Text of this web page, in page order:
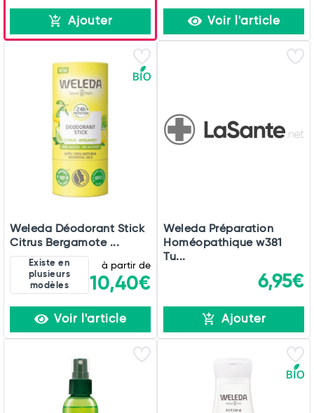
Ajouter Voir l'article
Weleda Déodorant Stick
Citrus Bergamote ...
Existe en
plusieurs
modèles
à partir de
10,40€
Voir l'article
Weleda Préparation
Homéopathique w381
Tu...
6,95€
Ajouter